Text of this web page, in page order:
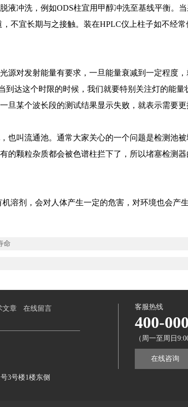
冲洗，例如ODS柱宜用甲醇冲洗至基线平衡。当
不宜长期与之接触。装在HPLC仪上柱子如不经常
对发射能量有要求，一旦能量衰减到一定程度
到达这个时限的时候，我们就要特别关注灯的能
旦某个波长段的测试结果显示失败，就表示需要更
叫流通池。通常大家关心的一个问题是检测池
的颗粒杂质都会被色谱柱拦下了，所以堵塞检测
剂，会对人体产生一定的危害，对环境也会产
命
文章 在线留言
3号楼1楼东侧
客服热线
400-
（周一至周日
在线咨询